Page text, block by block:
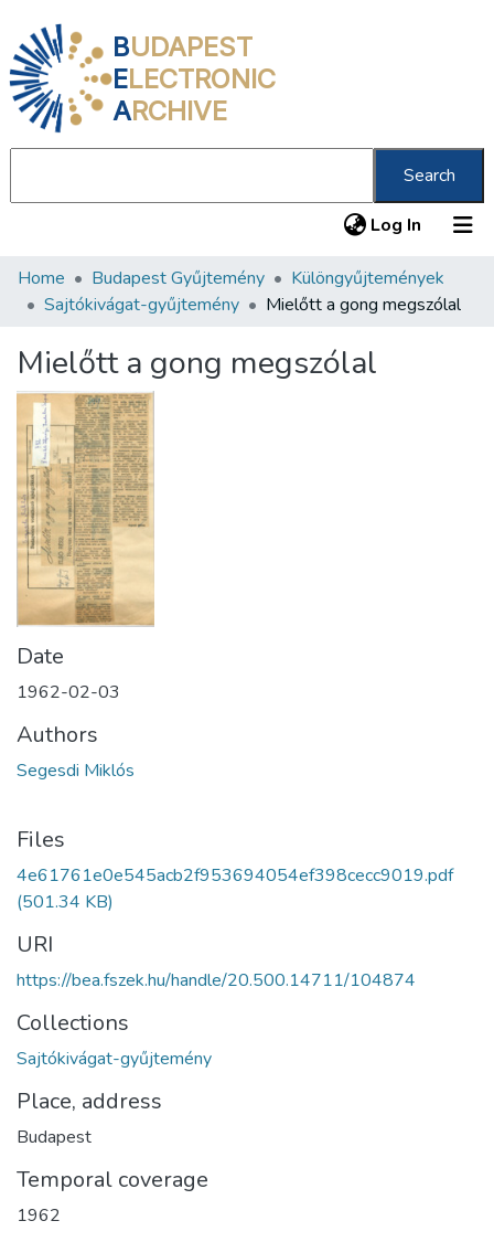
BUDAPEST
ELECTRONIC
ARCHIVE
Search
Log In (current)
Communities & Collections
Statistics
About us
Home Budapest Gyűjtemény
Különgyűjtemények
Sajtókivágat-gyűjtemény
Mielőtt a gong megszólal
Mielőtt a gong megszólal
Date
1962-02-03
Authors
Segesdi Miklós
Files
4e61761e0e545acb2f953694054ef398cecc9019.pdf
(501.34 KB)
URI
https://bea.fszek.hu/handle/20.500.14711/104874
Collections
Sajtókivágat-gyűjtemény
Place, address
Budapest
Temporal coverage
1962